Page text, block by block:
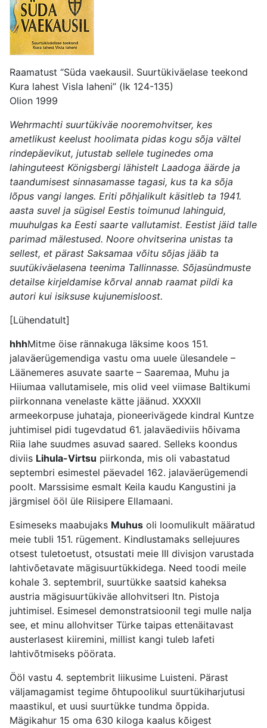
Raamatust “Süda vaekausil. Suurtükiväelase teekond
Kura lahest Visla laheni” (lk 124-135)
Olion 1999
Wehrmachti suurtükiväe nooremohvitser, kes
ametlikust keelust hoolimata pidas kogu sõja vältel
rindepäevikut, jutustab sellele tuginedes oma
lahinguteest Königsbergi lähistelt Laadoga äärde ja
taandumisest sinnasamasse tagasi, kus ta ka sõja
lõpus vangi langes. Eriti põhjalikult käsitleb ta 1941.
aasta suvel ja sügisel Eestis toimunud lahinguid,
muuhulgas ka Eesti saarte vallutamist. Eestist jäid talle
parimad mälestused. Noore ohvitserina unistas ta
sellest, et pärast Saksamaa võitu sõjas jääb ta
suutükiväelasena teenima Tallinnasse. Sõjasündmuste
detailse kirjeldamise kõrval annab raamat pildi ka
autori kui isiksuse kujunemisloost.
[Lühendatult]
hhhMitme öise rännakuga läksime koos 151.
jalaväerügemendiga vastu oma uuele ülesandele –
Läänemeres asuvate saarte – Saaremaa, Muhu ja
Hiiumaa vallutamisele, mis olid veel viimase Baltikumi
piirkonnana venelaste kätte jäänud. XXXXII
armeekorpuse juhataja, pioneerivägede kindral Kuntze
juhtimisel pidi tugevdatud 61. jalaväediviis hõivama
Riia lahe suudmes asuvad saared. Selleks koondus
diviis Lihula-Virtsu piirkonda, mis oli vabastatud
septembri esimestel päevadel 162. jalaväerügemendi
poolt. Marssisime esmalt Keila kaudu Kangustini ja
järgmisel ööl üle Riisipere Ellamaani.
Esimeseks maabujaks Muhus oli loomulikult määratud
meie tubli 151. rügement. Kindlustamaks sellejuures
otsest tuletoetust, otsustati meie III divisjon varustada
lahtivõetavate mägisuurtükkidega. Need toodi meile
kohale 3. septembril, suurtükke saatsid kaheksa
austria mägisuurtükiväe allohvitseri Itn. Pistoja
juhtimisel. Esimesel demonstratsioonil tegi mulle nalja
see, et minu allohvitser Türke taipas ettenäitavast
austerlasest kiiremini, millist kangi tuleb lafeti
lahtivõtmiseks pöörata.
Ööl vastu 4. septembrit liikusime Luisteni. Pärast
väljamagamist tegime õhtupoolikul suurtükiharjutusi
maastikul, et uusi suurtükke tundma õppida.
Mägikahur 15 oma 630 kiloga kaalus kõigest